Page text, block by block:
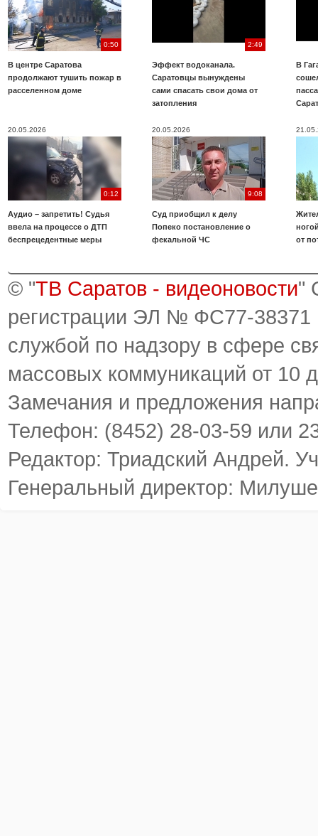
0:50
В центре Саратова
продолжают тушить пожар в
расселенном доме
2:49
Эффект водоканала.
Саратовцы вынуждены
сами спасать свои дома от
затопления
В
20.05.2026
0:12
Аудио – запретить! Судья
ввела на процессе о ДТП
беспрецедентные меры
20.05.2026
9:08
Суд приобщил к делу
Попеко постановление о
фекальной ЧС
от
© "ТВ Саратов - видеоновости"
регистрации ЭЛ № ФС77-38371
службой по надзору в сфере
массовых коммуникаций от 10
Замечания и предложения
Телефон: (8452) 28-03-59 или
Редактор: Триадский Андрей.
Генеральный директор: